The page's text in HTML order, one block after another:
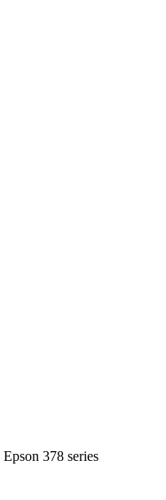
Epson 378 series